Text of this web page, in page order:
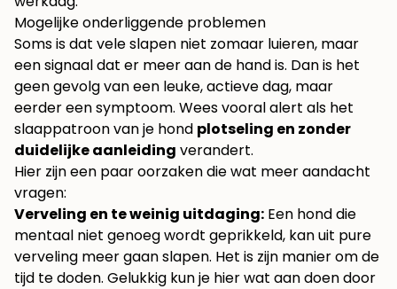
Mogelijke onderliggende problemen
Soms is dat vele slapen niet zomaar luieren, maar
een signaal dat er meer aan de hand is. Dan is het
geen gevolg van een leuke, actieve dag, maar
eerder een symptoom. Wees vooral alert als het
slaappatroon van je hond plotseling en zonder
duidelijke aanleiding verandert.
Hier zijn een paar oorzaken die wat meer aandacht
vragen:
Verveling en te weinig uitdaging: Een hond die
mentaal niet genoeg wordt geprikkeld, kan uit pure
verveling meer gaan slapen. Het is zijn manier om de
tijd te doden. Gelukkig kun je hier wat aan doen door